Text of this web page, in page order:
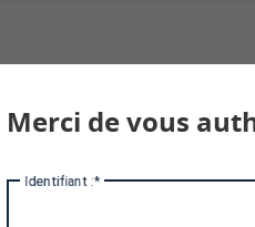
Merci de vous
Identifiant :